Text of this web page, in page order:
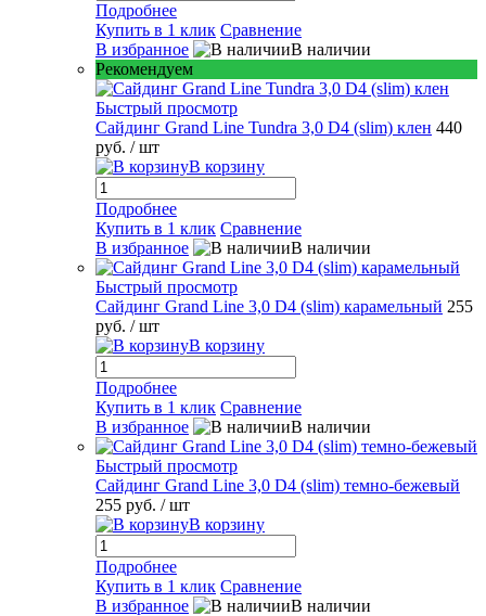
Подробнее
Купить в 1 клик Сравнение
В избранное
В наличии
Рекомендуем
Быстрый просмотр
Сайдинг Grand Line Tundra 3,0 D4 (slim) клен 440
руб. / шт
В корзину
Подробнее
Купить в 1 клик Сравнение
В избранное
В наличии
Быстрый просмотр
Сайдинг Grand Line 3,0 D4 (slim) карамельный 255
руб. / шт
В корзину
Подробнее
Купить в 1 клик Сравнение
В избранное
В наличии
Быстрый просмотр
Сайдинг Grand Line 3,0 D4 (slim) темно-бежевый
255 руб. / шт
В корзину
Подробнее
Купить в 1 клик Сравнение
В избранное
В наличии